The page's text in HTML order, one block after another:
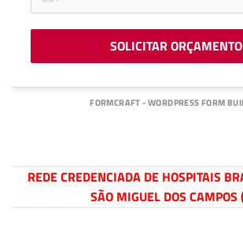
SOLICITAR ORÇAMENTO
FORMCRAFT - WORDPRESS FORM
REDE CREDENCIADA DE HOSPITAIS
SÃO MIGUEL DOS CAMPOS